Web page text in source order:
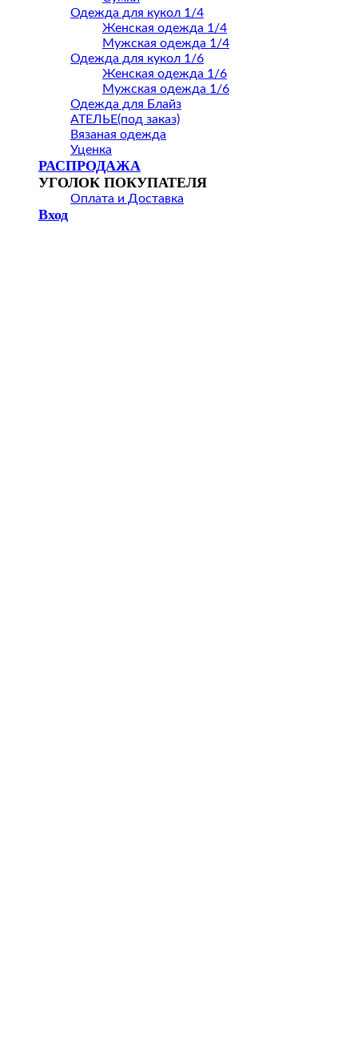
Одежда для кукол 1/4
Женская одежда 1/4
Мужская одежда 1/4
Одежда для кукол 1/6
Женская одежда 1/6
Мужская одежда 1/6
Одежда для Блайз
АТЕЛЬЕ(под заказ)
Вязаная одежда
Уценка
РАСПРОДАЖА
УГОЛОК ПОКУПАТЕЛЯ
Оплата и Доставка
Вход